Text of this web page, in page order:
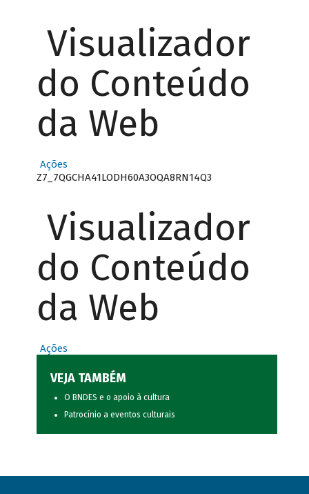
Visualizador
do Conteúdo
da Web
Ações
Z7_7QGCHA41LODH60A3OQA8RN14Q3
Visualizador
do Conteúdo
da Web
Ações
VEJA TAMBÉM
O BNDES e o apoio à cultura
Patrocínio a eventos culturais